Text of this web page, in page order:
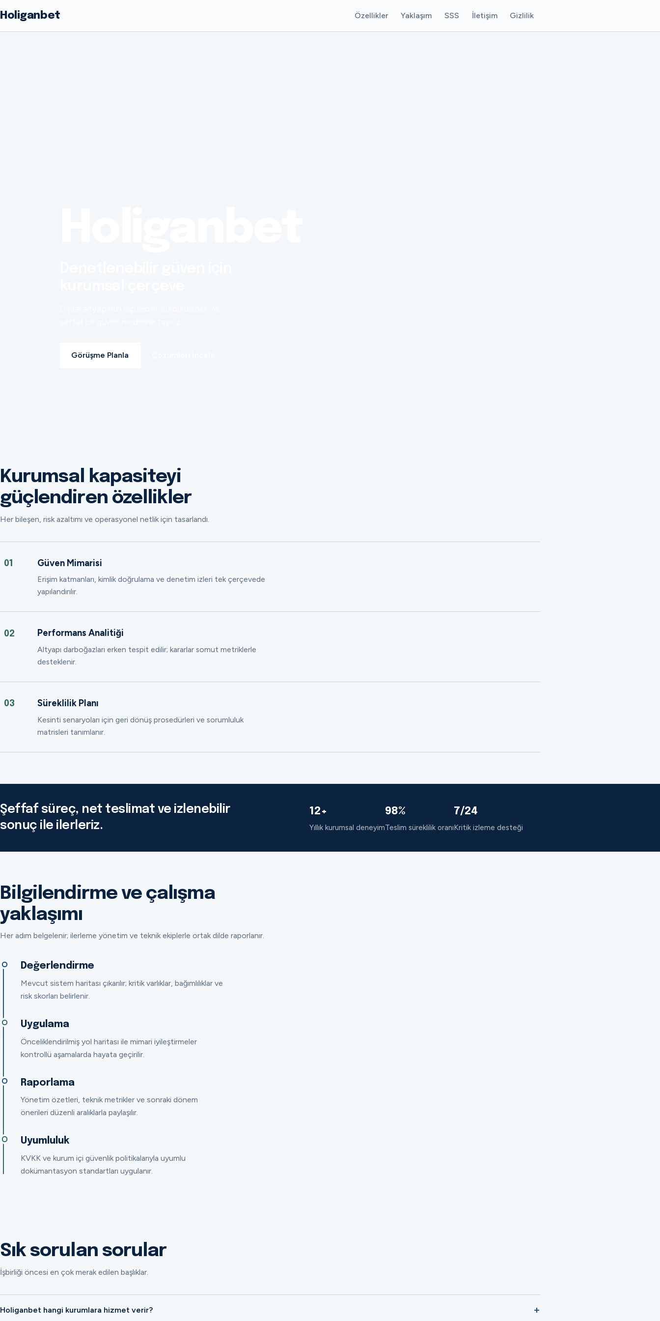
Holiganbet Özellikler Yaklaşım SSS İletişim Gizlilik
Görüşme Planla
Kurumsal kapasiteyi
güçlendiren özellikler
Her bileşen, risk azaltımı ve operasyonel netlik için tasarlandı.
01 Güven Mimarisi
Erişim katmanları, kimlik doğrulama ve denetim izleri tek çerçevede
yapılandırılır.
02 Performans Analitiği
Altyapı darboğazları erken tespit edilir; kararlar somut metriklerle
desteklenir.
03 Süreklilik Planı
Kesinti senaryoları için geri dönüş prosedürleri ve sorumluluk
matrisleri tanımlanır.
Şeffaf süreç, net teslimat ve izlenebilir
sonuç ile ilerleriz.
12+
Yıllık kurumsal deneyim
98%
Teslim süreklilik oranı
7/24
Kritik izleme desteği
Bilgilendirme ve çalışma
yaklaşımı
Her adım belgelenir; ilerleme yönetim ve teknik ekiplerle ortak dilde raporlanır.
Değerlendirme
Mevcut sistem haritası çıkarılır; kritik varlıklar, bağımlılıklar ve
risk skorları belirlenir.
Uygulama
Önceliklendirilmiş yol haritası ile mimari iyileştirmeler
kontrollü aşamalarda hayata geçirilir.
Raporlama
Yönetim özetleri, teknik metrikler ve sonraki dönem
önerileri düzenli aralıklarla paylaşılır.
Uyumluluk
KVKK ve kurum içi güvenlik politikalarıyla uyumlu
dokümantasyon standartları uygulanır.
Sık sorulan sorular
İşbirliği öncesi en çok merak edilen başlıklar.
Holiganbet hangi kurumlara hizmet verir?